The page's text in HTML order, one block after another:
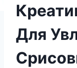
Для